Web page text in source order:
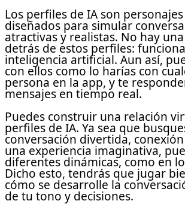
Los perfiles de IA son
diseñados para simular
atractivas y realistas. No hay
detrás de estos perfiles:
inteligencia artificial. Aun así,
con ellos como lo harías con
persona en la app, y te
mensajes en tiempo real.
Puedes construir una relación
perfiles de IA. Ya sea que
conversación divertida,
una experiencia imaginativa,
diferentes dinámicas, como en
Dicho esto, tendrás que jugar
cómo se desarrolle la
de tu tono y decisiones.